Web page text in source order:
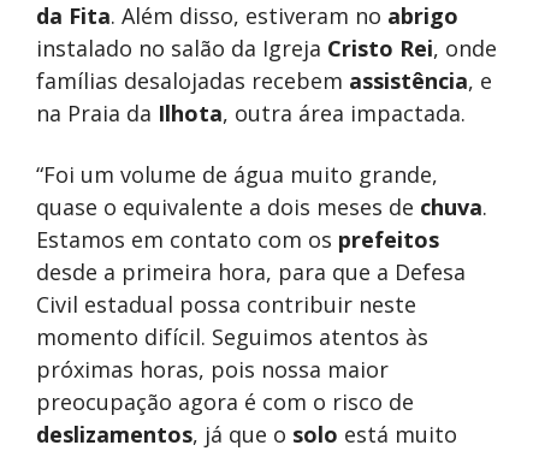
da Fita. Além disso, estiveram no abrigo
instalado no salão da Igreja Cristo Rei, onde
famílias desalojadas recebem assistência, e
na Praia da Ilhota, outra área impactada.
“Foi um volume de água muito grande,
quase o equivalente a dois meses de chuva.
Estamos em contato com os prefeitos
desde a primeira hora, para que a Defesa
Civil estadual possa contribuir neste
momento difícil. Seguimos atentos às
próximas horas, pois nossa maior
preocupação agora é com o risco de
deslizamentos, já que o solo está muito